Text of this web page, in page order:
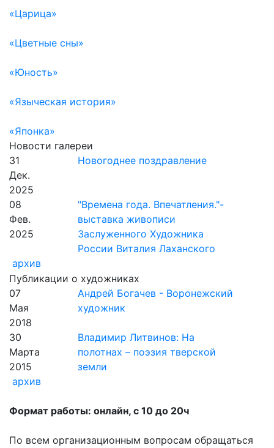
«Царица»
«Цветные сны»
«Юность»
«Языческая история»
«Японка»
Новости галереи
31
Дек.
2025
Новогоднее поздравление
08
Фев.
2025
"Времена года. Впечатления."-
выставка живописи
Заслуженного Художника
России Виталия Лаханского
архив
Публикации о художниках
07
Мая
2018
Андрей Богачев - Воронежский
художник
30
Марта
2015
Владимир Литвинов: На
полотнах – поэзия тверской
земли
архив
Формат работы: онлайн, с 10 до 20ч
По всем организационным вопросам обращаться